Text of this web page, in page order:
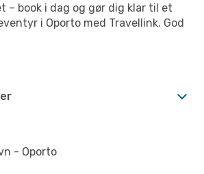
– book i dag og gør dig klar til et
i Oporto med Travellink. God
- Oporto